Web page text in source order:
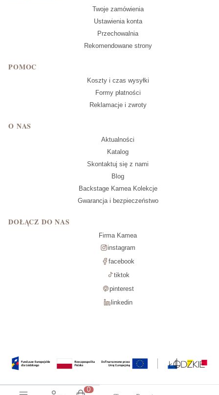
Twoje zamówienia
Ustawienia konta
Przechowalnia
Rekomendowane strony
POMOC
Koszty i czas wysyłki
Formy płatności
Reklamacje i zwroty
O NAS
Aktualności
Katalog
Skontaktuj się z nami
Blog
Backstage Kamea Kolekcje
Gwarancja i bezpieczeństwo
DOŁĄCZ DO NAS
Firma Kamea
instagram
facebook
tiktok
pinterest
linkedin